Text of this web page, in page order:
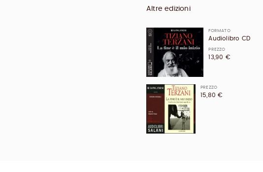
Altre edizioni
FORMATO
Audiolibro CD
PREZZO
13,90 €
PREZZO
15,80 €